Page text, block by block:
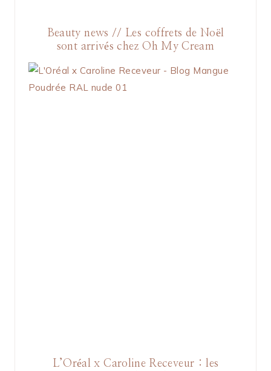
Beauty news // Les coffrets de Noël
sont arrivés chez Oh My Cream
L’Oréal x Caroline Receveur : les